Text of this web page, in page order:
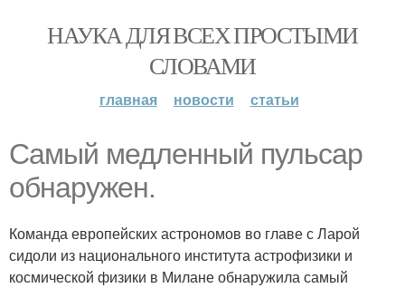
НАУКА ДЛЯ ВСЕХ ПРОСТЫМИ
СЛОВАМИ
главная новости статьи
Самый медленный пульсар
обнаружен.
Команда европейских астрономов во главе с Ларой
сидоли из национального института астрофизики и
космической физики в Милане обнаружила самый